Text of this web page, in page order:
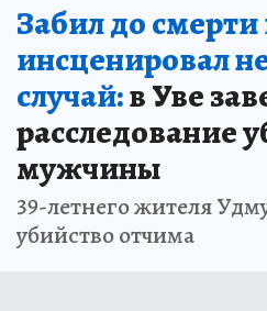
Забил до смерти
инсценировал
случай:в Уве
расследование
мужчины
39-летнего жителя
убийство отчима